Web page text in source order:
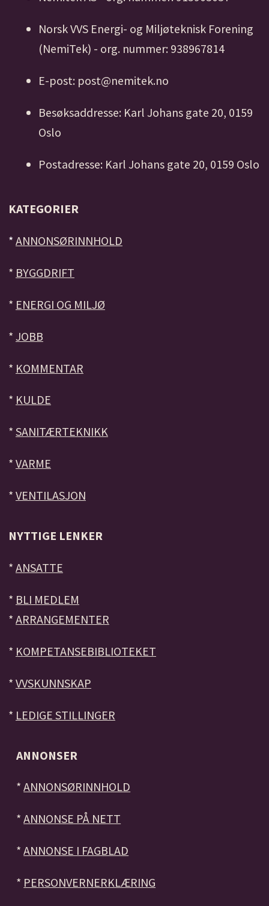
Norsk VVS Energi- og Miljøteknisk Forening
(NemiTek) - org. nummer: 938967814
E-post: post@nemitek.no
Besøksaddresse: Karl Johans gate 20, 0159
Oslo
Postadresse: Karl Johans gate 20, 0159 Oslo
KATEGORIER
* ANNONSØRINNHOLD
* BYGGDRIFT
* ENERGI OG MILJØ
* JOBB
* KOMMENTAR
* KULDE
* SANITÆRTEKNIKK
* VARME
* VENTILASJON
NYTTIGE LENKER
* ANSATTE
* BLI MEDLEM
* ARRANGEMENTER
* KOMPETANSEBIBLIOTEKET
* VVSKUNNSKAP
* LEDIGE STILLINGER
ANNONSER
*ANNONSØRINNHOLD
*ANNONSE PÅ NETT
*ANNONSE I FAGBLAD
* PERSONVERNERKLÆRING